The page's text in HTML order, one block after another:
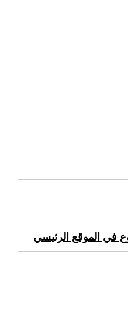
في الموقع الرئيسي